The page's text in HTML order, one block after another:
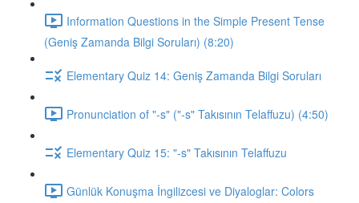
Information Questions in the Simple Present Tense
(Geniş Zamanda Bilgi Soruları) (8:20)
Elementary Quiz 14: Geniş Zamanda Bilgi Soruları
Pronunciation of "-s" ("-s" Takısının Telaffuzu) (4:50)
Elementary Quiz 15: "-s" Takısının Telaffuzu
Günlük Konuşma İngilizcesi ve Diyaloglar: Colors